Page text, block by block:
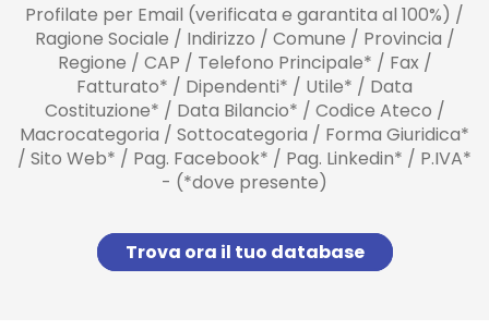
Profilate per Email (verificata e garantita al 100%) /
Ragione Sociale / Indirizzo / Comune / Provincia /
Regione / CAP / Telefono Principale* / Fax /
Fatturato* / Dipendenti* / Utile* / Data
Costituzione* / Data Bilancio* / Codice Ateco /
Macrocategoria / Sottocategoria / Forma Giuridica*
/ Sito Web* / Pag. Facebook* / Pag. Linkedin* / P.IVA*
- (*dove presente)
Trova ora il tuo database